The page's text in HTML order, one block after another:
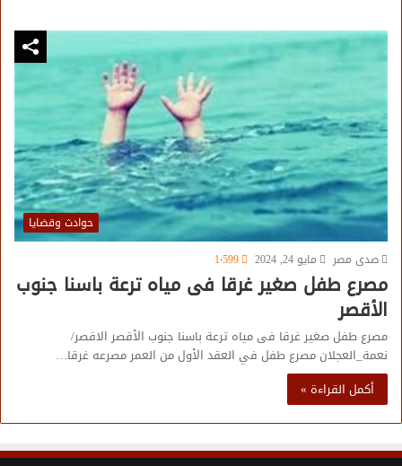
حوادث وقضايا
صدى مصر
مايو 24, 2024 1٬599
مصرع طفل صغير غرقا فى مياه ترعة باسنا جنوب
الأقصر
مصرع طفل صغير غرقا فى مياه ترعة باسنا جنوب الأقصر الاقصر/
نعمة_العجلان مصرع طفل في العقد الأول من العمر مصرعه غرقا…
أكمل القراءة »